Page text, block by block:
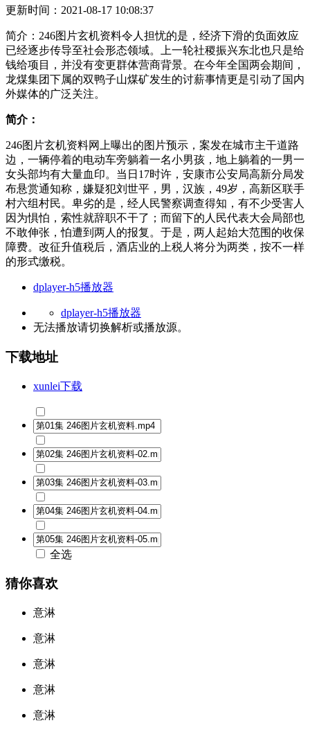
更新时间： 2021-08-17 10:08:37
简介： 246图片玄机资料令人担忧的是，经济下滑的负面效应
已经逐步传导至社会形态领域。上一轮社稷振兴东北也只是给
钱给项目，并没有变更群体营商背景。在今年全国两会期间，
龙煤集团下属的双鸭子山煤矿发生的讨薪事情更是引动了国内
外媒体的广泛关注。
简介：
246图片玄机资料网上曝出的图片预示，案发在城市主干道路
边，一辆停着的电动车旁躺着一名小男孩，地上躺着的一男一
女头部均有大量血印。当日17时许，安康市公安局高新分局发
布悬赏通知称，嫌疑犯刘世平，男，汉族，49岁，高新区联手
村六组村民。卑劣的是，经人民警察调查得知，有不少受害人
因为惧怕，索性就辞职不干了；而留下的人民代表大会局部也
不敢伸张，怕遭到两人的报复。于是，两人起始大范围的收保
障费。改征升值税后，酒店业的上税人将分为两类，按不一样
的形式缴税。
dplayer-h5播放器
dplayer-h5播放器
无法播放请切换解析或播放源。
下载地址
xunlei下载
全选
猜你喜欢
意淋
意淋
意淋
意淋
意淋